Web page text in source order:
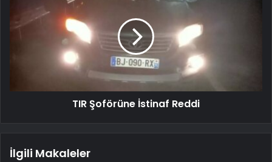
TIR Şoförüne İstinaf Reddi
İlgili Makaleler